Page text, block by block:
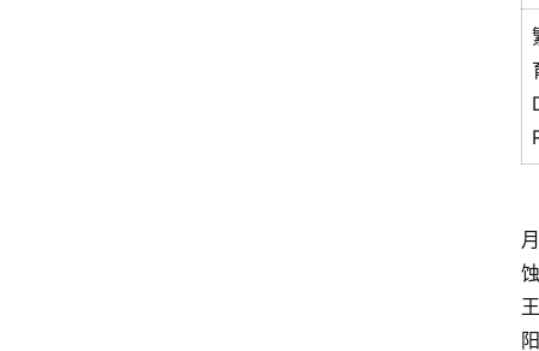
月
蚀
王
阳